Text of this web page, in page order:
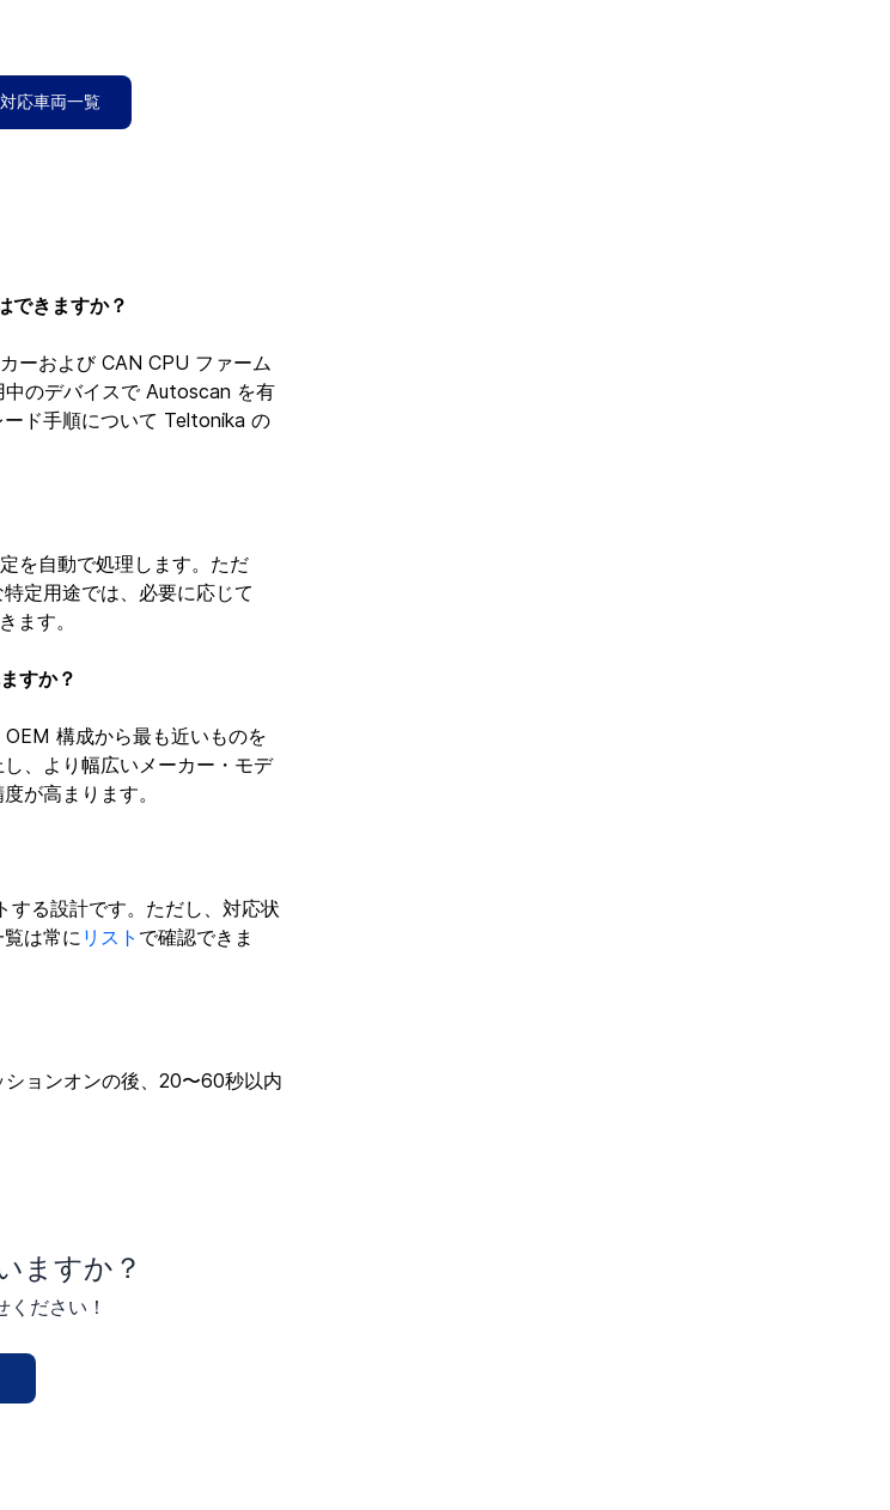
対応車両一覧
できますか？
ーおよび CAN CPU ファーム
のデバイスで Autoscan を有
ド手順について Teltonika の
を自動で処理します。ただ
定用途では、必要に応じて
ます。
すか？
構成から最も近いものを
、より幅広いメーカー・モデ
が高まります。
る設計です。ただし、対応状
は常に リスト で確認できま
ョンオンの後、20〜60秒以内
ますか？
ださい！